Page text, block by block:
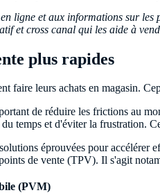
ligne et aux informations sur
et cross canal qui les aide à
plus rapides
faire leurs achats en magasin.
de réduire les frictions au
temps et d'éviter la frustration.
éprouvées pour accélérer
de vente (TPV). Il s'agit
(PVM)